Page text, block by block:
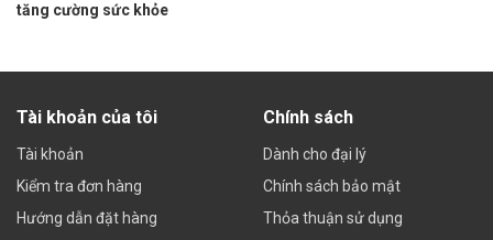
tăng cường sức khỏe
Tài khoản của tôi
Tài khoản
Kiểm tra đơn hàng
Hướng dẫn đặt hàng
Chính sách
Dành cho đại lý
Chính sách bảo mật
Thỏa thuận sử dụng